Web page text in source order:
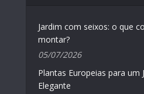
Jardim com seixos: o que
montar?
05/07/2026
Plantas Europeias para um
Elegante